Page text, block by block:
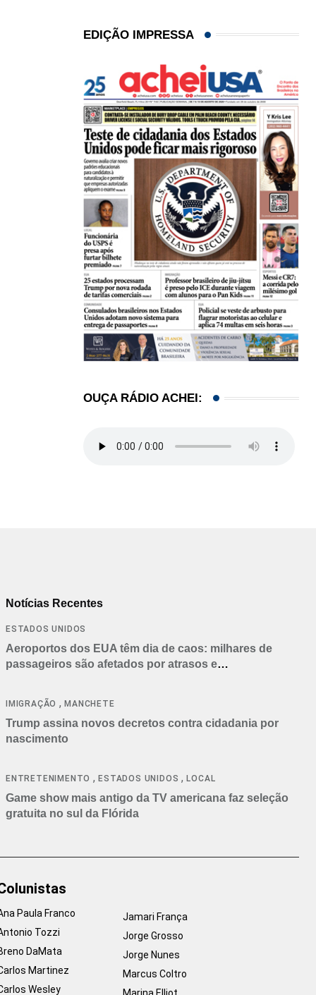
EDIÇÃO IMPRESSA
OUÇA RÁDIO ACHEI:
Notícias Recentes
ESTADOS UNIDOS
Aeroportos dos EUA têm dia de caos: milhares de
passageiros são afetados por atrasos e
IMIGRAÇÃO ,MANCHETE
Trump assina novos decretos contra cidadania por
nascimento
ENTRETENIMENTO ,ESTADOS UNIDOS ,LOCAL
Game show mais antigo da TV americana faz seleção
gratuita no sul da Flórida
Paula Franco
Tozzi
DaMata
Martinez
Wesley
Jamari França
Jorge Grosso
Jorge Nunes
Marcus Coltro